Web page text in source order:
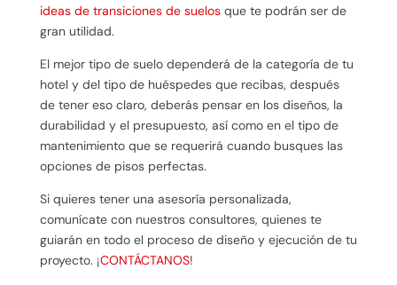
ideas de transiciones de suelosque te podrán ser de
gran utilidad.
El mejor tipo de suelo dependerá de la categoría de tu
hotel y del tipo de huéspedes que recibas, después
de tener eso claro, deberás pensar en los diseños, la
durabilidad y el presupuesto, así como en el tipo de
mantenimiento que se requerirá cuando busques las
opciones de pisos perfectas.
Si quieres tener una asesoría personalizada,
comunícate con nuestros consultores, quienes te
guiarán en todo el proceso de diseño y ejecución de tu
proyecto. ¡CONTÁCTANOS!